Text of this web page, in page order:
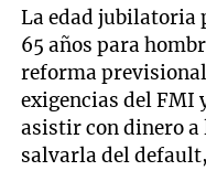
La edad jubilatoria
65 años para
reforma
exigencias del FMI
asistir con dinero a
salvarla del